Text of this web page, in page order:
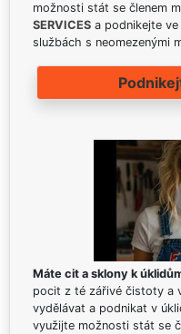
možnosti stát se členem
SERVICES a podnikejte
službách s neomezenými
Máte cit a sklony k
pocit z té zářivé čistoty a
vydělávat a podnikat v
využijte možnosti stát se